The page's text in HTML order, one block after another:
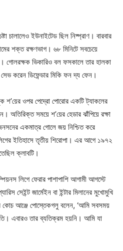
চালালেও ইউনাইটেড ছিল নিষ্প্রাণ। বারবার
শক্ত রক্ষণভাগ। ৬৮ মিনিটে সবচেয়ে
গোলরক্ষক ভিকারিও বল ফসকালে তার হালকা
করেন ডিফেন্ডার মিকি ফন দ্য ফেন।
শ’য়ের ওপর পেদ্রো পোরোর একটি ট্যাকলের
অতিরিক্ত সময়ে শ’য়ের হেডার ঝাঁপিয়ে রক্ষা
একমাত্র গোলে জয় নিশ্চিত করে
ইতিহাসে তৃতীয় শিরোপা। এর আগে ১৯৭২
ক্লাবটি।
লিগে ফেরার পাশাপাশি আগামী আগস্টে
সেইন্ট জার্মেইন বা ইন্টার মিলানের মুখোমুখি
কোচ আঞ্জে পোস্তেকগলু বলেন, ‘আমি সবসময়
এবারও তার ব্যতিক্রম হয়নি। আমি যা